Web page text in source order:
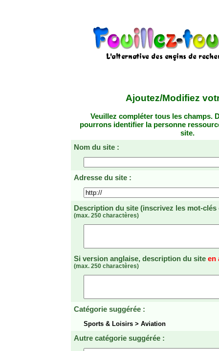
Ajoutez/Modifiez
Veuillez compléter tous les champs.
pourrons identifier la personne
site.
Nom du site :
Adresse du site :
Description du site (inscrivez les mot-
(max. 250 charactères)
Si version anglaise, description du site en
(max. 250 charactères)
Catégorie suggérée :
Sports & Loisirs > Aviation
Autre catégorie suggérée :